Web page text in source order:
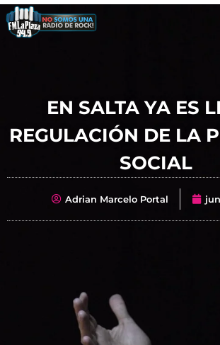
EN SALTA YA ES
REGULACIÓN DE LA
SOCIAL
Adrian Marcelo Portal